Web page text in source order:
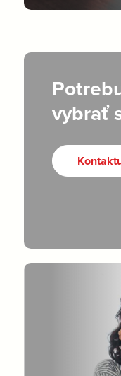
vybrať